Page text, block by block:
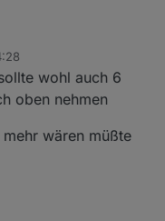
Widgets verwendet
anpassen um Bilder
wohl auch 6
oben nehmen
wären müßte